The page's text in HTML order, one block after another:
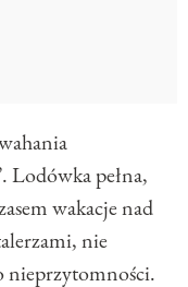
Lodówka pełna,
wakacje nad
nie
nieprzytomności.